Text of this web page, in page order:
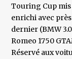
Touring Cup mis
enrichi avec
dernier (BMW
Romeo 1750
Réservé aux